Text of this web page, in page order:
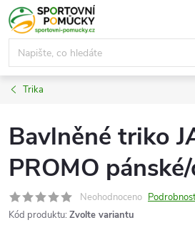
Přejít
na
obsah
Trika
Bavlněné triko
PROMO
Neohodnoceno
Kód produktu: Zvolte variantu